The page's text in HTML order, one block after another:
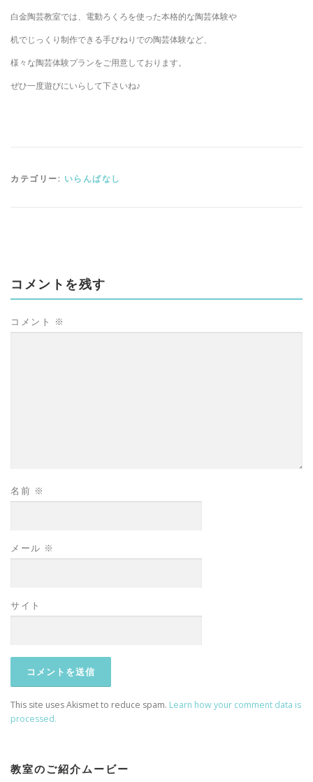
白金陶芸教室では、電動ろくろを使った本格的な陶芸体験や
机でじっくり制作できる手びねりでの陶芸体験など、
様々な陶芸体験プランをご用意しております。
ぜひ一度遊びにいらして下さいね♪
カテゴリー: いらんばなし
コメントを残す
コメント ※
名前 ※
メール ※
サイト
This site uses Akismet to reduce spam. Learn how your comment data is
processed.
教室のご紹介ムービー